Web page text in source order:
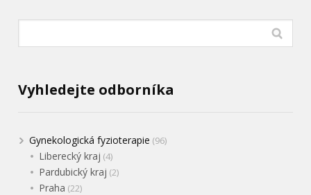
Vyhledejte odborníka
Gynekologická fyzioterapie (96)
Liberecký kraj (4)
Pardubický kraj (2)
Praha (22)